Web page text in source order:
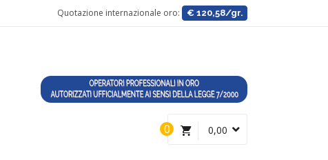
Quotazione internazionale oro: € 120,58/gr.
0,00
0